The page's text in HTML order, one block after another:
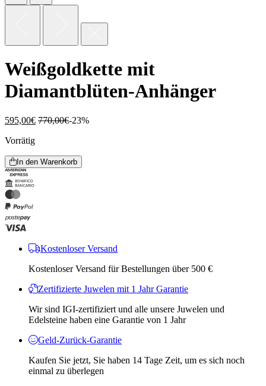
Weißgoldkette mit
Diamantblüten-Anhänger
595,00€ 770,00€-23%
Vorrätig
In den Warenkorb
Kostenloser Versand
Kostenloser Versand für Bestellungen über 500 €
Zertifizierte Juwelen mit 1 Jahr Garantie
Wir sind IGI-zertifiziert und alle unsere Juwelen und
Edelsteine ​​haben eine Garantie von 1 Jahr
Geld-Zurück-Garantie
Kaufen Sie jetzt, Sie haben 14 Tage Zeit, um es sich noch
einmal zu überlegen